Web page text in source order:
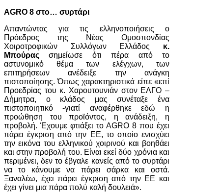
AGRO 8 στο… συρτάρι
Απαντώντας για τις ελληνοποιήσεις ο
Πρόεδρος της Νέας Ομοσπονδίας
Χοιροτροφικών Συλλόγων Ελλάδος κ.
Μπούρας σημείωσε ότι πέρα από το
αστυνομικό θέμα των ελέγχων, των
επιτηρήσεων ανέδειξε την ανάγκη
πιστοποίησης. Όπως χαρακτηριστικά είπε «επί
Προεδρίας του κ. Χαρουτουνιάν στον ΕΛΓΟ –
Δήμητρα, ο κλάδος μας συνέταξε ένα
πιστοποιητικό -γιατί αναφέρθηκε εδώ η
προώθηση του προϊόντος, η ανάδειξη, η
προβολή. Έχουμε φτιάξει το AGRO 8 που έχει
πάρει έγκριση από την ΕΕ, το οποίο ενισχύει
την εικόνα του ελληνικού χοιρινού και βοηθάει
και στην προβολή του. Είναι εκεί δύο χρόνια και
περιμένει, δεν το έβγαλε κανείς από το συρτάρι
να το κάνουμε να πάρει σάρκα και οστά.
Ξαναλέω, έχει πάρει έγκριση από την ΕΕ και
έχει γίνει μια πάρα πολύ καλή δουλειά».